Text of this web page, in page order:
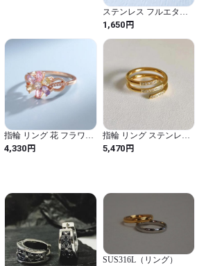
ステンレス フルエタニ
ティリング
1,650円
指輪 リング 花 フラワー
ジルコニア ゴールド ロ
ング レディース 贅沢 透
4,330円
指輪 リング ステンレス
ストーン シンプル レデ
ィース CZ スパイラル ス
5,470円
SUS316L（リング）